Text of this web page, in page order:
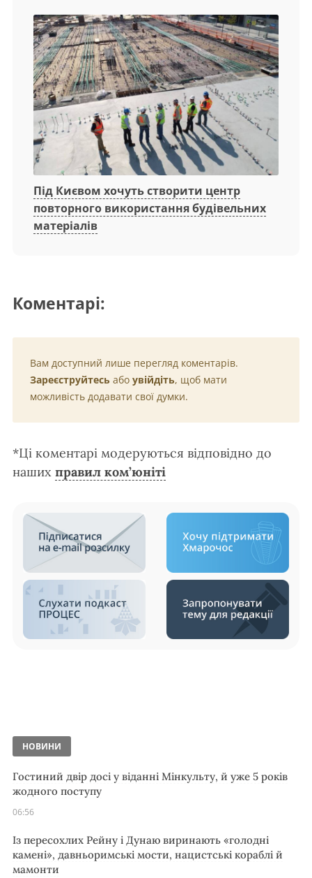
Під Києвом хочуть створити центр
повторного використання будівельних
матеріалів
Коментарі:
Вам доступний лише перегляд коментарів.
Зареєструйтесь або увійдіть, щоб мати
можливість додавати свої думки.
*Ці коментарі модеруються відповідно до
наших правил ком’юніті
НОВИНИ
Гостиний двір досі у віданні Мінкульту, й уже 5 років
жодного поступу
06:56
Із пересохлих Рейну і Дунаю виринають «голодні
камені», давньоримські мости, нацистські кораблі й
мамонти